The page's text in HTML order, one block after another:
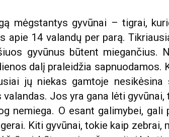
mėgstantys gyvūnai – tigrai,
apie 14 valandų per parą.
gyvūnus būtent miegančius.
dalį praleidžia
jų niekas gamtoje nesikėsina
Jos yra gana lėti
nemiega. O esant galimybei,
Kiti gyvūnai, tokie kaip zebrai,